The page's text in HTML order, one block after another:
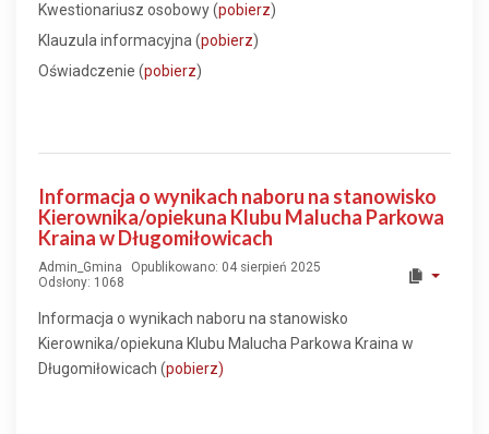
Kwestionariusz osobowy (pobierz)
Klauzula informacyjna (pobierz)
Oświadczenie (pobierz)
Informacja o wynikach naboru na stanowisko
Kierownika/opiekuna Klubu Malucha Parkowa
Kraina w Długomiłowicach
Admin_Gmina
Opublikowano: 04 sierpień 2025
Odsłony: 1068
Informacja o wynikach naboru na stanowisko
Kierownika/opiekuna Klubu Malucha Parkowa Kraina w
Długomiłowicach (pobierz)